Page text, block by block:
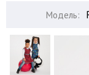
Модель: